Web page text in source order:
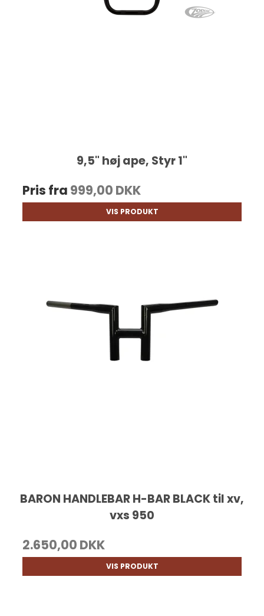
9,5" høj ape, Styr 1"
Pris fra 999,00 DKK
VIS PRODUKT
BARON HANDLEBAR H-BAR BLACK til xv,
vxs 950
2.650,00 DKK
VIS PRODUKT